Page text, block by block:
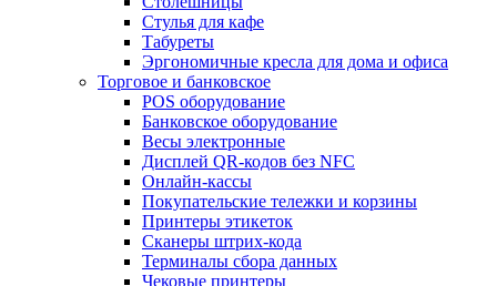
Стулья для кафе
Табуреты
Эргономичные кресла для дома и офиса
Торговое и банковское
POS оборудование
Банковское оборудование
Весы электронные
Дисплей QR-кодов без NFC
Онлайн-кассы
Покупательские тележки и корзины
Принтеры этикеток
Сканеры штрих-кода
Терминалы сбора данных
Чековые принтеры